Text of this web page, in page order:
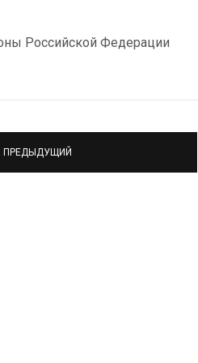
Российской Федерации
ПРЕДЫДУЩИЙ